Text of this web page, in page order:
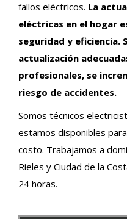
fallos eléctricos. La
eléctricas en el hogar
seguridad y eficiencia.
actualización
profesionales, se
riesgo de accidentes.
Somos técnicos
estamos disponibles
costo. Trabajamos a
Rieles y Ciudad de la
24 horas.